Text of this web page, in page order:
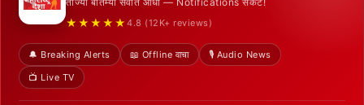
★★★★★ 4.8 (12K+ reviews)
🔔 Breaking Alerts 📖 Offline वाचा
🎙️ Audio News
📺 Live TV